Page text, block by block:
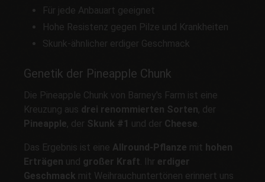
Für jede Anbauart geeignet
Hohe Resistenz gegen Pilze und Krankheiten
Skunk-ähnlicher erdiger Geschmack
Genetik der Pineapple Chunk
Die Pineapple Chunk von Barney's Farm ist eine
Kreuzung aus drei renommierten Sorten, der
Pineapple, der Skunk #1 und der Cheese
Das Ergebnis ist eine Allround-Pflanze mit hohen
Erträgen und großer Kraft . Ihr erdiger
Geschmack mit Weihrauchuntertönen erinnert uns